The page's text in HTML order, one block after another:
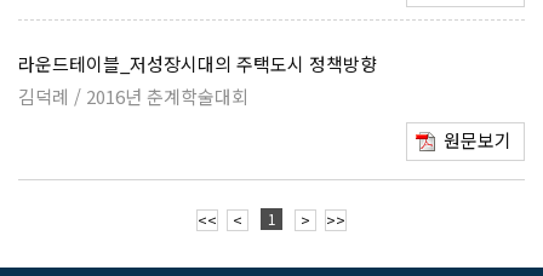
라운드테이블_저성장시대의 주택도시 정책방향
김덕례 / 2016년 춘계학술대회
원문보기
<< < 1 > >>